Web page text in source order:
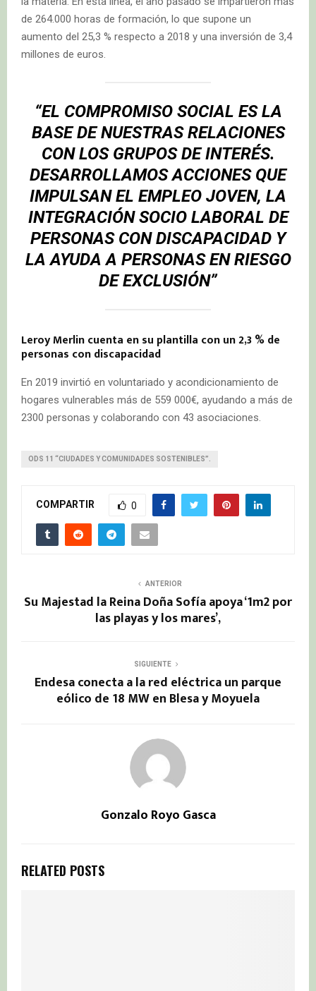
de 264.000 horas de formación, lo que supone un
aumento del 25,3 % respecto a 2018 y una inversión de 3,4
millones de euros.
“EL COMPROMISO SOCIAL ES LA
BASE DE NUESTRAS RELACIONES
CON LOS GRUPOS DE INTERÉS.
DESARROLLAMOS ACCIONES QUE
IMPULSAN EL EMPLEO JOVEN, LA
INTEGRACIÓN SOCIO LABORAL DE
PERSONAS CON DISCAPACIDAD Y
LA AYUDA A PERSONAS EN RIESGO
DE EXCLUSIÓN”
Leroy Merlin cuenta en su plantilla con un 2,3 % de
personas con discapacidad
En 2019 invirtió en voluntariado y acondicionamiento de
hogares vulnerables más de 559 000€, ayudando a más de
2300 personas y colaborando con 43 asociaciones.
ODS 11 “CIUDADES Y COMUNIDADES SOSTENIBLES”.
COMPARTIR 0
ANTERIOR
Su Majestad la Reina Doña Sofía apoya ‘1m2 por
las playas y los mares’,
SIGUIENTE
Endesa conecta a la red eléctrica un parque
eólico de 18 MW en Blesa y Moyuela
Gonzalo Royo Gasca
RELATED POSTS